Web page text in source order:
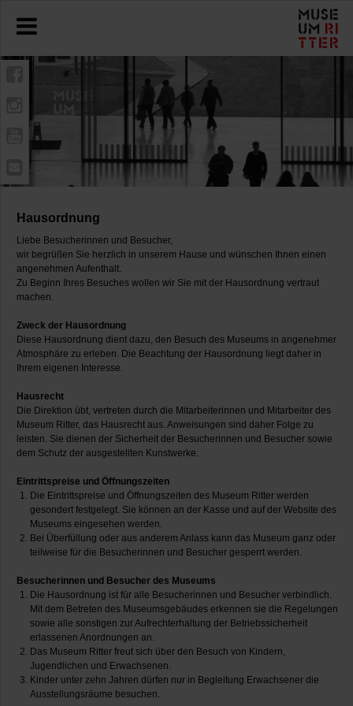
Hausordnung
Liebe Besucherinnen und Besucher,
wir begrüßen Sie herzlich in unserem Hause und wünschen Ihnen einen
angenehmen Aufenthalt.
Zu Beginn Ihres Besuches wollen wir Sie mit der Hausordnung vertraut
machen.
Zweck der Hausordnung
Diese Hausordnung dient dazu, den Besuch des Museums in angenehmer
Atmosphäre zu erleben. Die Beachtung der Hausordnung liegt daher in
Ihrem eigenen Interesse.
Hausrecht
Die Direktion übt, vertreten durch die Mitarbeiterinnen und Mitarbeiter des
Museum Ritter, das Hausrecht aus. Anweisungen sind daher Folge zu
leisten. Sie dienen der Sicherheit der Besucherinnen und Besucher sowie
dem Schutz der ausgestellten Kunstwerke.
Eintrittspreise und Öffnungszeiten
Die Eintrittspreise und Öffnungszeiten des Museum Ritter werden
gesondert festgelegt. Sie können an der Kasse und auf der Website des
Museums eingesehen werden.
Bei Überfüllung oder aus anderem Anlass kann das Museum ganz oder
teilweise für die Besucherinnen und Besucher gesperrt werden.
Besucherinnen und Besucher des Museums
Die Hausordnung ist für alle Besucherinnen und Besucher verbindlich.
Mit dem Betreten des Museumsgebäudes erkennen sie die Regelungen
sowie alle sonstigen zur Aufrechterhaltung der Betriebssicherheit
erlassenen Anordnungen an.
Das Museum Ritter freut sich über den Besuch von Kindern,
Jugendlichen und Erwachsenen.
Kinder unter zehn Jahren dürfen nur in Begleitung Erwachsener die
Ausstellungsräume besuchen.